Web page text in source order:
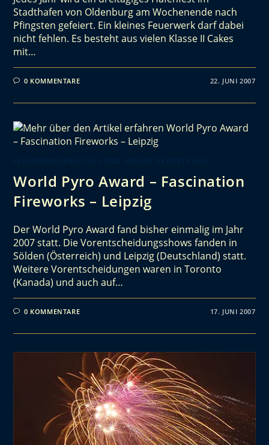
Stadthafen von Oldenburg am Wochenende nach
Pfingsten gefeiert. Ein kleines Feuerwerk darf dabei
nicht fehlen. Es besteht aus vielen Klasse II Cakes
mit…
0 KOMMENTARE 22. JUNI 2007
World Pyro Award – Fascination
Fireworks – Leipzig
Der World Pyro Award fand bisher einmalig im Jahr
2007 statt. Die Vorentscheidungsshows fanden in
Sölden (Österreich) und Leipzig (Deutschland) statt.
Weitere Vorentscheidungen waren in Toronto
(Kanada) und auch auf…
0 KOMMENTARE 17. JUNI 2007